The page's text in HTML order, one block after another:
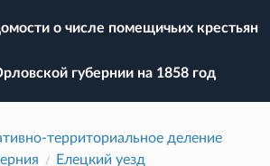
о числе помещичьих крестьян
губернии на 1858 год
территориальное деление
Елецкий уезд